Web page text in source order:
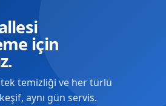
için
temizliği ve her türlü
aynı gün servis.